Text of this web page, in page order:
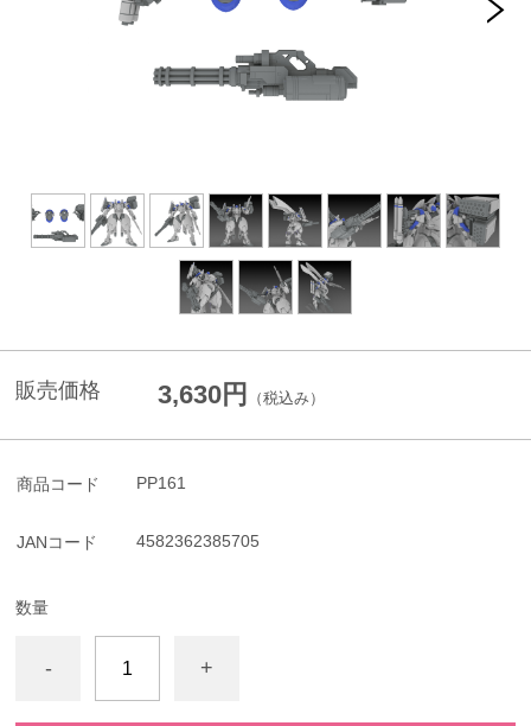
販売価格 3,630円 （税込み）
商品コード PP161
JANコード 4582362385705
数量
- +